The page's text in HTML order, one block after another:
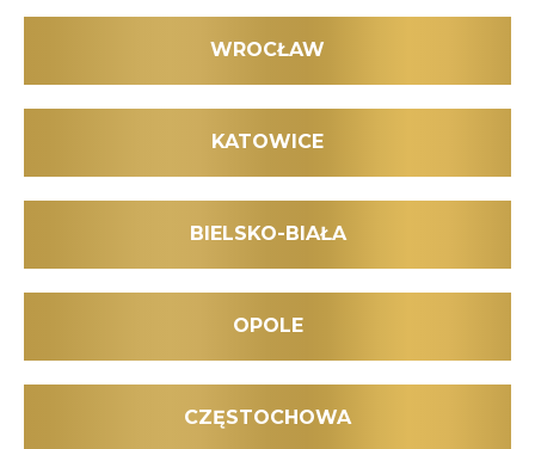
WROCŁAW
KATOWICE
BIELSKO-BIAŁA
OPOLE
CZĘSTOCHOWA